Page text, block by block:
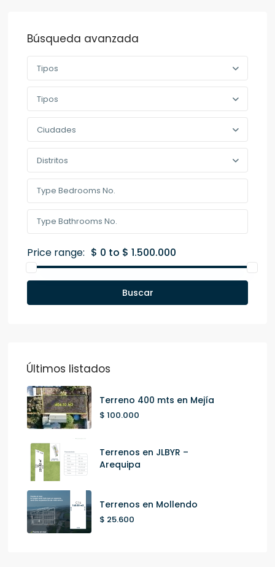
Búsqueda avanzada
Tipos
Tipos
Ciudades
Distritos
Price range: $ 0 to $ 1.500.000
Buscar
Últimos listados
Terreno 400 mts en Mejía
$ 100.000
Terrenos en JLBYR –
Arequipa
Terrenos en Mollendo
$ 25.600